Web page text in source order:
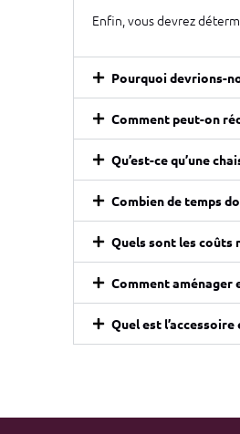
Enfin, vous devrez
Pourquoi devrions-
Comment peut-on
Qu’est-ce qu’une
Combien de temps
Quels sont les coûts
Comment aménager
Quel est